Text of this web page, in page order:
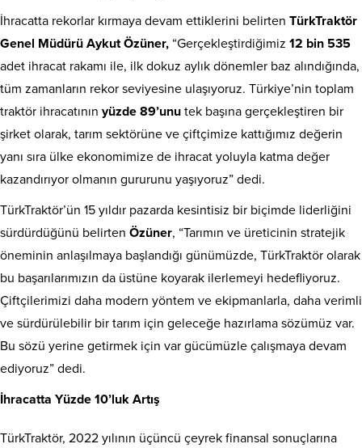
İhracatta rekorlar kırmaya devam ettiklerini belirten TürkTraktör
Genel Müdürü Aykut Özüner, “Gerçekleştirdiğimiz 12 bin 535
adet ihracat rakamı ile, ilk dokuz aylık dönemler baz alındığında,
tüm zamanların rekor seviyesine ulaşıyoruz. Türkiye’nin toplam
traktör ihracatının yüzde 89’unu tek başına gerçekleştiren bir
şirket olarak, tarım sektörüne ve çiftçimize kattığımız değerin
yanı sıra ülke ekonomimize de ihracat yoluyla katma değer
kazandırıyor olmanın gururunu yaşıyoruz” dedi.
TürkTraktör’ün 15 yıldır pazarda kesintisiz bir biçimde liderliğini
sürdürdüğünü belirten Özüner, “Tarımın ve üreticinin stratejik
öneminin anlaşılmaya başlandığı günümüzde, TürkTraktör olarak
bu başarılarımızın da üstüne koyarak ilerlemeyi hedefliyoruz.
Çiftçilerimizi daha modern yöntem ve ekipmanlarla, daha verimli
ve sürdürülebilir bir tarım için geleceğe hazırlama sözümüz var.
Bu sözü yerine getirmek için var gücümüzle çalışmaya devam
ediyoruz” dedi.
İhracatta Yüzde 10’luk Artış
TürkTraktör, 2022 yılının üçüncü çeyrek finansal sonuçlarına